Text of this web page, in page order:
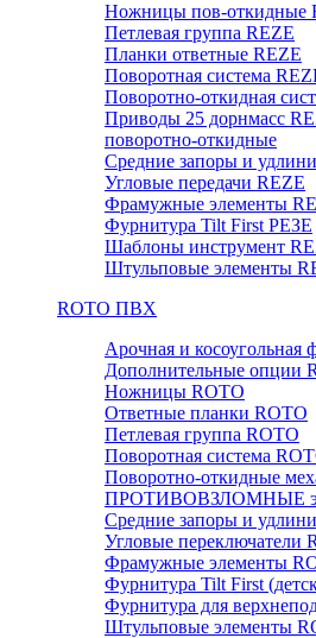
Ножницы пов-откидные
Петлевая группа REZE
Планки ответные REZE
Поворотная система
Поворотно-откидная
Приводы 25 дорнмасс
поворотно-откидные
Средние запоры и
Угловые передачи REZE
Фрамужные элементы
Фурнитура Tilt First РЕЗЕ
Шаблоны инструмент
Штульповые элементы
RОTO ПВХ
Арочная и косоугольная
Дополнительные опции
Ножницы ROTO
Ответные планки ROTO
Петлевая группа ROTO
Поворотная система
Поворотно-откидные
ПРОТИВОВЗЛОМНЫЕ
Средние запоры и
Угловые переключатели
Фрамужные элементы
Фурнитура Tilt First
Фурнитура для
Штульповые элементы